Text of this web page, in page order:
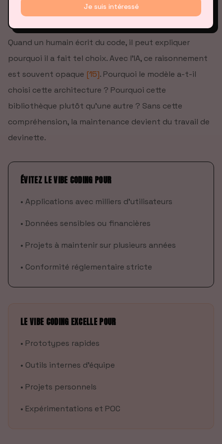
4. MANQUE DE TRAÇABILITÉ
Quand un humain écrit du code, il peut expliquer
pourquoi il a fait tel choix. Avec l'IA, ce raisonnement
est souvent opaque [15]. Pourquoi le modèle a-t-il
choisi cette architecture ? Pourquoi cette
bibliothèque plutôt qu'une autre ? Sans cette
compréhension, la maintenance devient du travail de
devinette.
ÉVITEZ LE VIBE CODING POUR
• Applications avec milliers d'utilisateurs
• Données sensibles ou financières
• Projets à maintenir sur plusieurs années
• Conformité réglementaire stricte
LE VIBE CODING EXCELLE POUR
• Prototypes rapides
• Outils internes d'équipe
• Projets personnels
• Expérimentations et POC
Je suis intéressé